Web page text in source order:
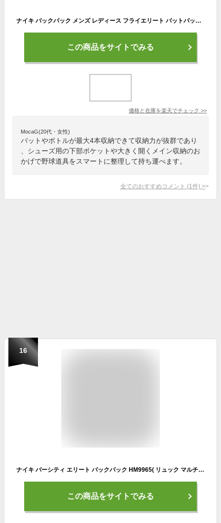
ナイキ バックパック メンズ レディース フライエリート バットパック NIKE JD1107 野球 ベースボール バックパック リュック バッグ 一般 大人 野球用品 スポーツ 部活 運動 野球用バッグ 野球用バックパック ZSPO 野球用リュック 快適|slz|
この商品をサイトでみる
価格と在庫を楽天でチェック >>
MocaG(20代・女性)
バットやボトルが最大4本収納できて収納力が抜群であり
、シューズ用の下部ポケットや大きく開くメイン収納のお
かげで野球道具をスマートに整理して持ち運べます。
全てのおすすめコメント (1 件) >
16
ナイキ バーシティ エリート バックパック HM9965( リュック マルチ スポーツ 通学 通勤 ジム )
この商品をサイトでみる